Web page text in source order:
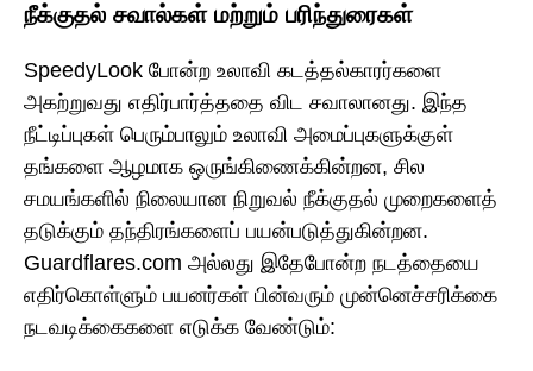
நீக்குதல் சவால்கள் மற்றும் பரிந்துரைகள்
SpeedyLook போன்ற உலாவி கடத்தல்காரர்களை
அகற்றுவது எதிர்பார்த்ததை விட சவாலானது. இந்த
நீட்டிப்புகள் பெரும்பாலும் உலாவி அமைப்புகளுக்குள்
தங்களை ஆழமாக ஒருங்கிணைக்கின்றன, சில
சமயங்களில் நிலையான நிறுவல் நீக்குதல் முறைகளைத்
தடுக்கும் தந்திரங்களைப் பயன்படுத்துகின்றன.
Guardflares.com அல்லது இதேபோன்ற நடத்தையை
எதிர்கொள்ளும் பயனர்கள் பின்வரும் முன்னெச்சரிக்கை
நடவடிக்கைகளை எடுக்க வேண்டும்: